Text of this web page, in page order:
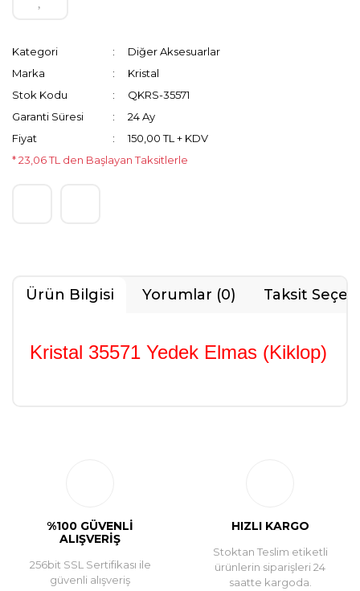
Kategori
Diğer Aksesuarlar
Marka
Kristal
Stok Kodu
QKRS-35571
Garanti Süresi
24 Ay
Fiyat
150,00 TL + KDV
* 23,06 TL den Başlayan Taksitlerle
Ürün Bilgisi Yorumlar (0) Taksit
Kristal 35571 Yedek Elmas (Kiklop)
%100 GÜVENLİ
ALIŞVERİŞ
256bit SSL Sertifikası ile
güvenli alışveriş
HIZLI KARGO
Stoktan Teslim etiketli
ürünlerin siparişleri 24
saatte kargoda.